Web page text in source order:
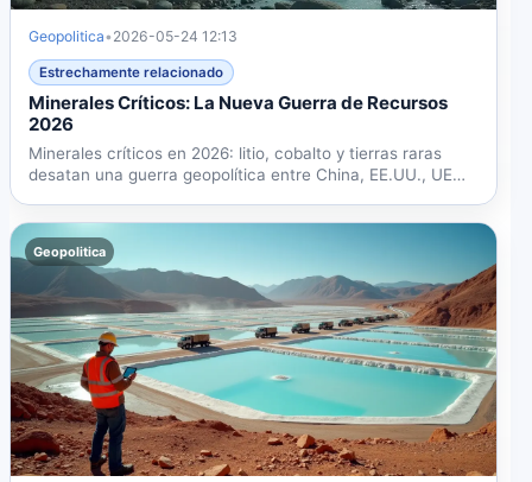
Geopolitica• 2026-05-24 12:13
Estrechamente relacionado
Minerales Críticos: La Nueva Guerra de Recursos
2026
Minerales críticos en 2026: litio, cobalto y tierras raras
desatan una guerra geopolítica entre China, EE.UU., UE
Geopolitica